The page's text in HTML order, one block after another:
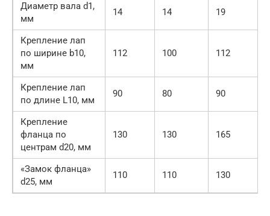
Диаметр вала d1,
мм
14 14 19
Крепление лап
по ширине b10,
мм
112 100 112
Крепление лап
по длине L10, мм
90 80 90
Крепление
фланца по
центрам d20, мм
130 130 165
«Замок фланца»
d25, мм
110 110 130